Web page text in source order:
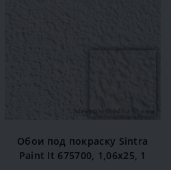
Обои под покраску Sintra
Paint It 675700, 1,06x25, 1